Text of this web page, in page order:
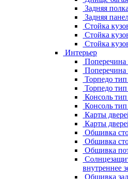
Задняя полка
Задняя
Стойка
Стойка
Стойка
Интерьер
Поперечина
Поперечина
Торпедо
Торпедо
Консоль
Консоль
Карты
Карты
Обшивка
Обшивка
Обшивка
внутреннее
Обшивка